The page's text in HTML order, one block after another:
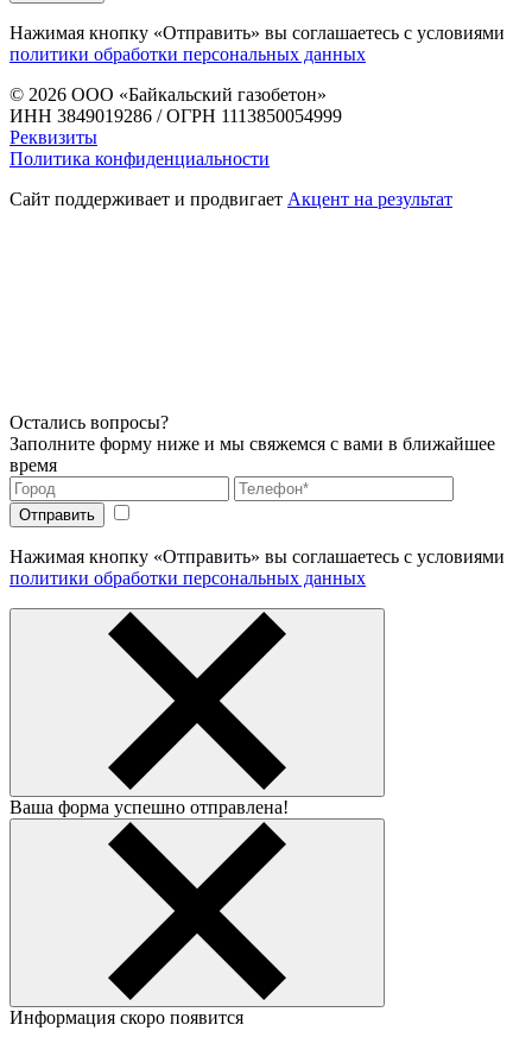
Нажимая кнопку «Отправить» вы соглашаетесь с условиями
политики обработки персональных данных
© 2026 ООО «Байкальский газобетон»
ИНН 3849019286 / ОГРН 1113850054999
Реквизиты
Политика конфиденциальности
Сайт поддерживает и продвигает Акцент на результат
Остались вопросы?
Заполните форму ниже и мы свяжемся с вами в ближайшее
время
Нажимая кнопку «Отправить» вы соглашаетесь с условиями
политики обработки персональных данных
Ваша форма успешно отправлена!
Информация скоро появится